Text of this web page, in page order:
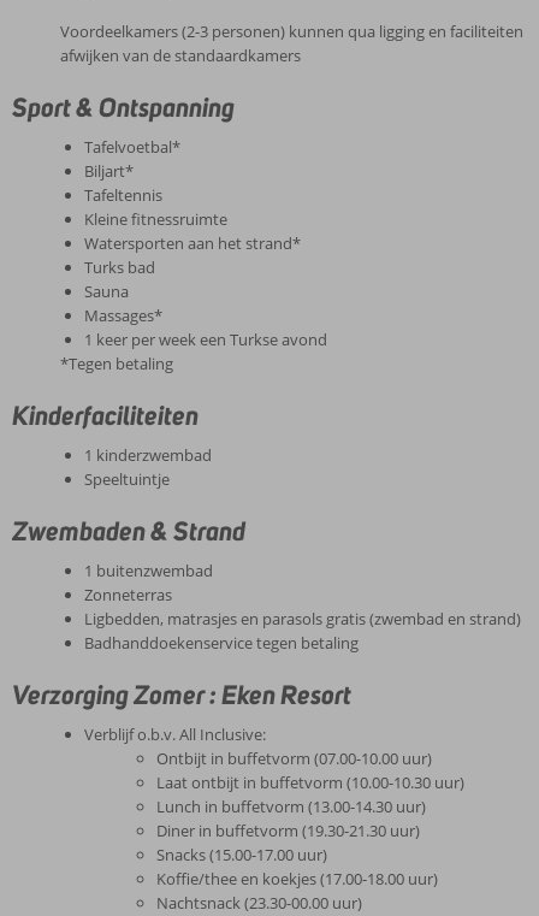
Voordeelkamers (2-3 personen) kunnen qua ligging en faciliteiten
afwijken van de standaardkamers
Sport & Ontspanning
Tafelvoetbal*
Biljart*
Tafeltennis
Kleine fitnessruimte
Watersporten aan het strand*
Turks bad
Sauna
Massages*
1 keer per week een Turkse avond
*Tegen betaling
Kinderfaciliteiten
1 kinderzwembad
Speeltuintje
Zwembaden & Strand
1 buitenzwembad
Zonneterras
Ligbedden, matrasjes en parasols gratis (zwembad en strand)
Badhanddoekenservice tegen betaling
Verzorging Zomer : Eken Resort
Verblijf o.b.v. All Inclusive:
Ontbijt in buffetvorm (07.00-10.00 uur)
Laat ontbijt in buffetvorm (10.00-10.30 uur)
Lunch in buffetvorm (13.00-14.30 uur)
Diner in buffetvorm (19.30-21.30 uur)
Snacks (15.00-17.00 uur)
Koffie/thee en koekjes (17.00-18.00 uur)
Nachtsnack (23.30-00.00 uur)